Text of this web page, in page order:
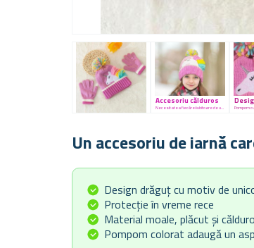
Accesoriu călduros
Necesitatea fiecărei iubitoare de unicorni Pompom
Un accesoriu de iarnă
Design drăguț cu motiv de
Protecție în vreme rece
Material moale, plăcut și
Pompom colorat adaugă un